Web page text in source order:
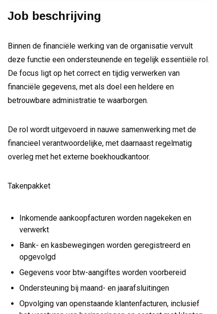
Job beschrijving
Binnen de financiële werking van de organisatie vervult
deze functie een ondersteunende en tegelijk essentiële rol.
De focus ligt op het correct en tijdig verwerken van
financiële gegevens, met als doel een heldere en
betrouwbare administratie te waarborgen.
De rol wordt uitgevoerd in nauwe samenwerking met de
financieel verantwoordelijke, met daarnaast regelmatig
overleg met het externe boekhoudkantoor.
Takenpakket
Inkomende aankoopfacturen worden nagekeken en
verwerkt
Bank- en kasbewegingen worden geregistreerd en
opgevolgd
Gegevens voor btw-aangiftes worden voorbereid
Ondersteuning bij maand- en jaarafsluitingen
Opvolging van openstaande klantenfacturen, inclusief